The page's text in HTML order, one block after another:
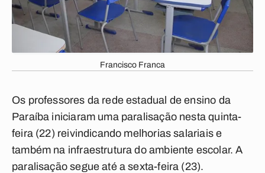
Francisco Franca
Os professores da rede estadual de ensino da
Paraíba iniciaram uma paralisação nesta quinta-
feira (22) reivindicando melhorias salariais e
também na infraestrutura do ambiente escolar. A
paralisação segue até a sexta-feira (23).